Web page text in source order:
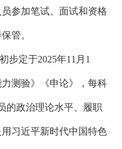
参加笔试、面试和资格
管。
步定于2025年1 1 月 1
测验》《申论》， 每科
的政治理论水平、履职
习近平新时代中国特色